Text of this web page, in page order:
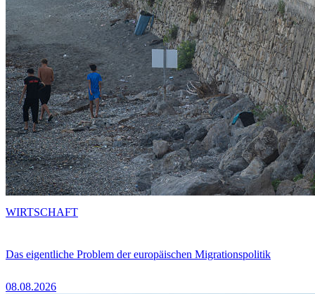
Das eigentliche Problem der europäischen Migrationspolitik
08.08.2026
WIRTSCHAFT